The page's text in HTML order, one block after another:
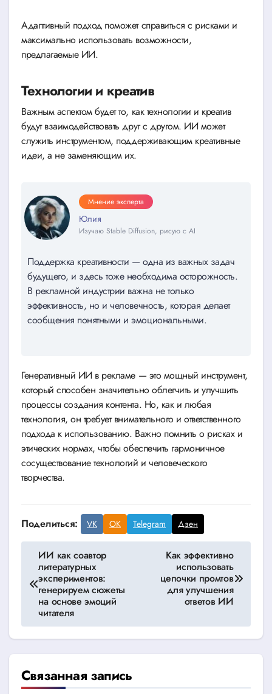
Адаптивный подход поможет справиться с рисками и
максимально использовать возможности,
предлагаемые ИИ.
Технологии и креатив
Важным аспектом будет то, как технологии и креатив
будут взаимодействовать друг с другом. ИИ может
служить инструментом, поддерживающим креативные
идеи, а не заменяющим их.
Мнение эксперта
Юлия
Изучаю Stable Diffusion, рисую с AI
Поддержка креативности — одна из важных задач
будущего, и здесь тоже необходима осторожность.
В рекламной индустрии важна не только
эффективность, но и человечность, которая делает
сообщения понятными и эмоциональными.
Генеративный ИИ в рекламе — это мощный инструмент,
который способен значительно облегчить и улучшить
процессы создания контента. Но, как и любая
технология, он требует внимательного и ответственного
подхода к использованию. Важно помнить о рисках и
этических нормах, чтобы обеспечить гармоничное
сосуществование технологий и человеческого
творчества.
Поделиться: VK OK Telegram Дзен
Навигация
записям
ИИ как соавтор
литературных
экспериментов:
генерируем сюжеты
на основе эмоций
читателя
Как эффективно
использовать
цепочки промтов
для улучшения
ответов ИИ
Связанная запись